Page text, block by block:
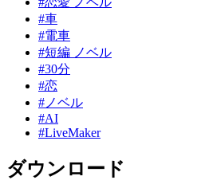
#車
#電車
#短編 ノベル
#30分
#恋
#ノベル
#AI
#LiveMaker
ダウンロード